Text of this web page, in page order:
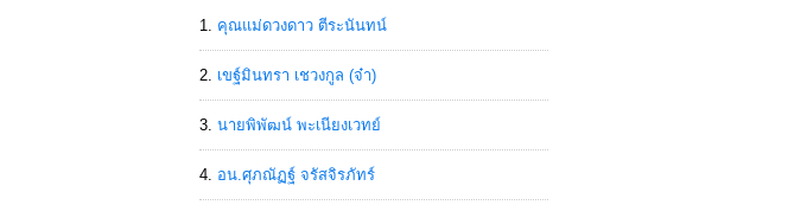
คุณแม่ดวงดาว ตีระนันทน์
เขฐ์มินทรา เชวงกูล (จ๋า)
นายพิพัฒน์ พะเนียงเวทย์
อน.ศุภณัฏฐ์ จรัสจิรภัทร์